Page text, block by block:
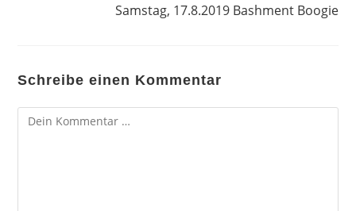
Samstag, 17.8.2019 Bashment Boogie
Schreibe einen Kommentar
Kommentar